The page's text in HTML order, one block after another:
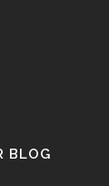
BLOG